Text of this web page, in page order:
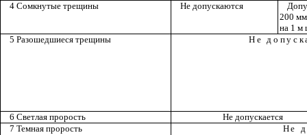
4 Сомкнутые трещины Не допускаются
200 мм
на 1 м
5 Разошедшиеся трещины
Не
6 Светлая прорость
Не допускается
7 Темная прорость
Не